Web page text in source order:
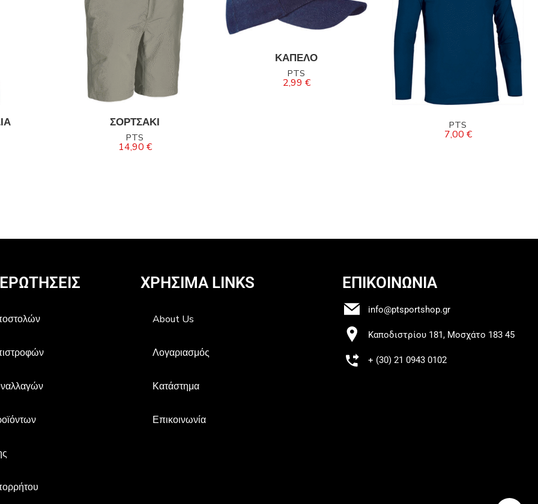
ΣΟΡΤΣΑΚΙ
PTS
14,90 €
ΚΑΠΕΛΟ
PTS
2,99 €
PTS
7,00 €
ΧΡΗΣIΜΑ LINKS
About Us
Λογαριασμός
Κατάστημα
Επικοινωνία
ΕΠΙΚΟΙΝΩΝΙΑ
info@ptsportshop.gr
Καποδιστρίου 181, Μοσχάτο 183 45
+ (30) 21 0943 0102